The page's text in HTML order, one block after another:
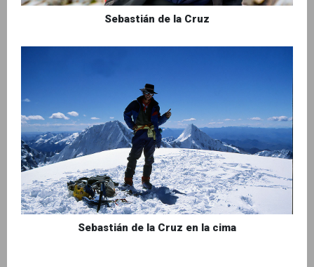
Sebastián de la Cruz
Sebastián de la Cruz en la cima